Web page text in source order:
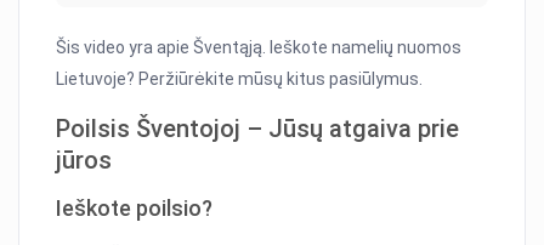
Šis video yra apie Šventąją. Ieškote namelių nuomos
Lietuvoje? Peržiūrėkite mūsų kitus pasiūlymus.
Poilsis Šventojoj – Jūsų atgaiva prie
jūros
Ieškote poilsio?